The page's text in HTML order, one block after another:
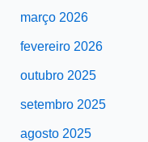
março 2026
fevereiro 2026
outubro 2025
setembro 2025
agosto 2025